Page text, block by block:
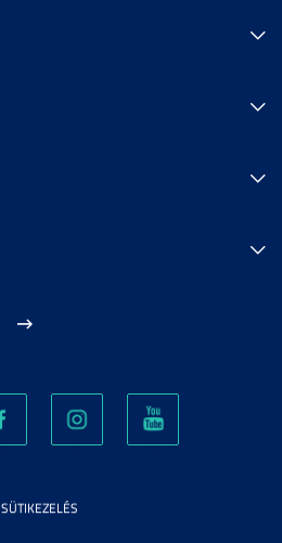
SÜTIKEZELÉS